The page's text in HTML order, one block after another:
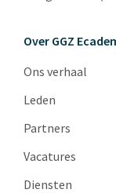
Over GGZ
Ons verhaal
Leden
Partners
Vacatures
Diensten